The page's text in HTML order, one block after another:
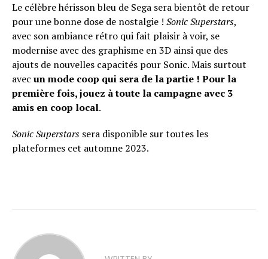
Le célèbre hérisson bleu de Sega sera bientôt de retour
pour une bonne dose de nostalgie ! Sonic Superstars,
avec son ambiance rétro qui fait plaisir à voir, se
modernise avec des graphisme en 3D ainsi que des
ajouts de nouvelles capacités pour Sonic. Mais surtout
avec un mode coop qui sera de la partie ! Pour la
première fois, jouez à toute la campagne avec 3
amis en coop local.
Sonic Superstars sera disponible sur toutes les
plateformes cet automne 2023.